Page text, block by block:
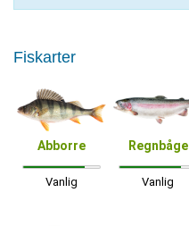
Fiskarter
Abborre
Vanlig
Regnbåge
Vanlig